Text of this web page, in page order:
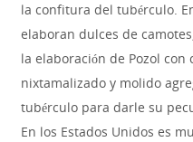
la confitura del tubérculo.
elaboran dulces de
la elaboración de Pozol con
nixtamalizado y molido
tubérculo para darle su
En los Estados Unidos es